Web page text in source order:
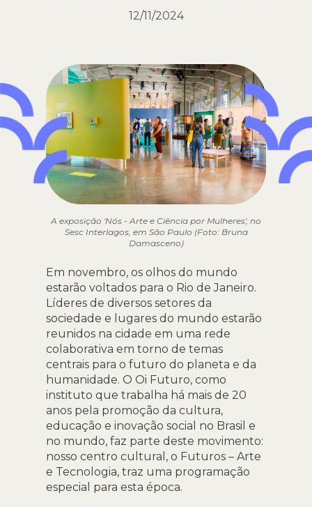
12/11/2024
A exposição 'Nós - Arte e Ciência por Mulheres', no
Sesc Interlagos, em São Paulo (Foto: Bruna
Damasceno)
Em novembro, os olhos do mundo
estarão voltados para o Rio de Janeiro.
Líderes de diversos setores da
sociedade e lugares do mundo estarão
reunidos na cidade em uma rede
colaborativa em torno de temas
centrais para o futuro do planeta e da
humanidade. O Oi Futuro, como
instituto que trabalha há mais de 20
anos pela promoção da cultura,
educação e inovação social no Brasil e
no mundo, faz parte deste movimento:
nosso centro cultural, o Futuros – Arte
e Tecnologia, traz uma programação
especial para esta época.